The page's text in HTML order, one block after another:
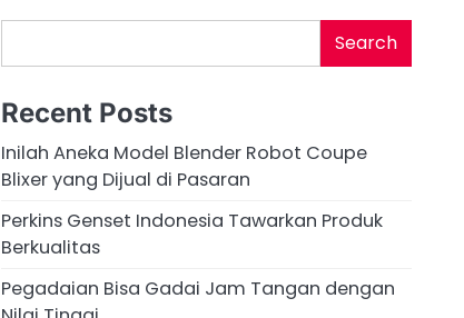
Search
Recent Posts
Inilah Aneka Model Blender Robot Coupe
Blixer yang Dijual di Pasaran
Perkins Genset Indonesia Tawarkan Produk
Berkualitas
Pegadaian Bisa Gadai Jam Tangan dengan